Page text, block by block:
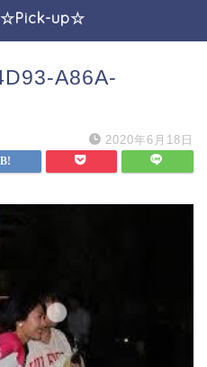
up☆
A86A-
2020年6月18日